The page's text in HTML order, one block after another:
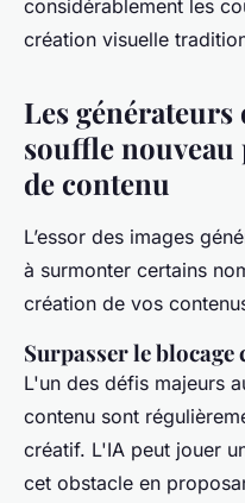
considérablement les
création visuelle
Les générateurs
souffle
de contenu
L’essor des images
à surmonter certains
création de vos
Surpasser le
L'un des défis majeurs
contenu sont
créatif. L'IA peut jouer
cet obstacle en